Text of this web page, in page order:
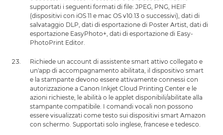
supportati i seguenti formati di file: JPEG, PNG, HEIF
(dispositivi con iOS 11 e mac OS v10.13 o successivi), dati di
salvataggio DLP, dati di esportazione di Poster Artist, dati di
esportazione EasyPhoto+, dati di esportazione di Easy-
PhotoPrint Editor.
Richiede un account di assistente smart attivo collegato e
un'app di accompagnamento abilitata, il dispositivo smart
e la stampante devono essere attivamente connessi con
autorizzazione a Canon Inkjet Cloud Printing Center e le
azioni richieste, le abilità o le applet disponibili/abilitate alla
stampante compatibile. I comandi vocali non possono
essere visualizzati come testo sui dispositivi smart Amazon
con schermo. Supportati solo inglese, francese e tedesco.